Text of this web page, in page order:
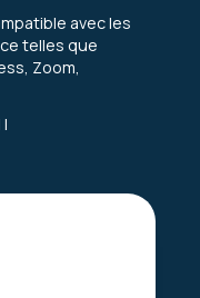
avec les
telles que
Zoom,
l